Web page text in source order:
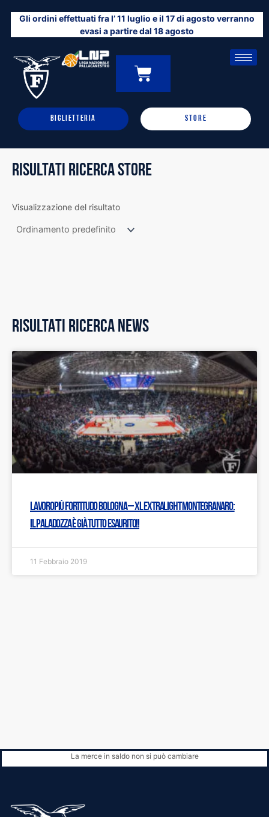
contenuto
Gli ordini effettuati fra l’ 11 luglio e il 17 di agosto verranno
evasi a partire dal 18 agosto
0
CARRELLO
BIGLIETTERIA STORE
RISULTATI RICERCA STORE
Visualizzazione del risultato
RISULTATI RICERCA NEWS
Lavoropiù Fortitudo Bologna – XL Extralight Montegranaro:
Il PalaDozza è già tutto esaurito!!
11 Febbraio 2019
La merce in saldo non si può cambiare